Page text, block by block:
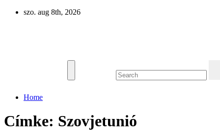
Skip
szo. aug 8th, 2026
Home
Címke: Szovjetunió